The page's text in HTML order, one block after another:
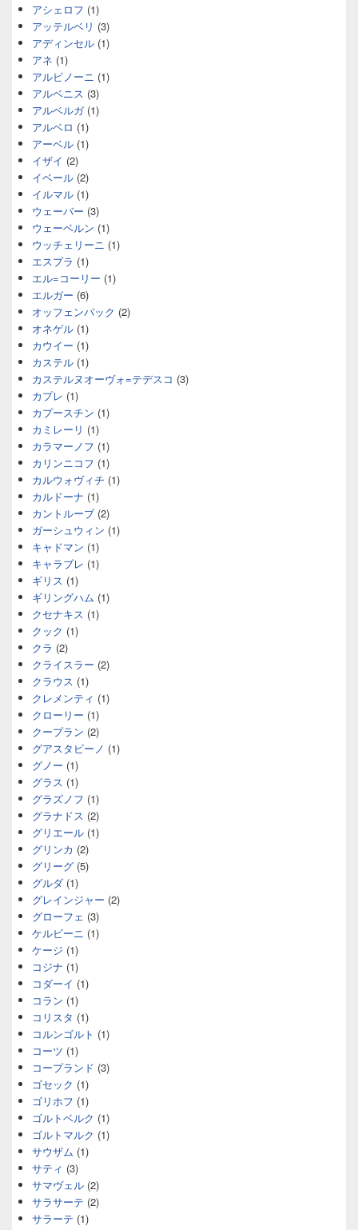
アシェロフ (1)
アッテルベリ (3)
アディンセル (1)
アネ (1)
アルビノーニ (1)
アルベニス (3)
アルベルガ(1)
アルベロ (1)
アーベル (1)
イザイ (2)
イベール (2)
イルマル (1)
ウェーバー (3)
ウェーベルン (1)
ウッチェリーニ (1)
エスプラ (1)
エル=コーリー (1)
エルガー (6)
オッフェンバック (2)
オネゲル (1)
カウイー (1)
カステル (1)
カステルヌオーヴォ=テデスコ (3)
カプレ (1)
カプースチン (1)
カミレーリ (1)
カラマーノフ (1)
カリンニコフ (1)
カルウォヴィチ (1)
カルドーナ (1)
カントルーブ (2)
ガーシュウィン (1)
キャドマン (1)
キャラブレ (1)
ギリス (1)
ギリングハム (1)
クセナキス (1)
クック (1)
クラ (2)
クライスラー (2)
クラウス (1)
クレメンティ (1)
クローリー (1)
クープラン (2)
グアスタビーノ (1)
グノー (1)
グラス (1)
グラズノフ (1)
グラナドス (2)
グリエール (1)
グリンカ (2)
グリーグ (5)
グルダ (1)
グレインジャー (2)
グローフェ (3)
ケルビーニ (1)
ケージ (1)
コジナ (1)
コダーイ (1)
コラン (1)
コリスタ (1)
コルンゴルト (1)
コーツ (1)
コープランド (3)
ゴセック (1)
ゴリホフ (1)
ゴルトベルク (1)
ゴルトマルク (1)
サウザム (1)
サティ (3)
サマヴェル (2)
サラサーテ (2)
サラーテ (1)